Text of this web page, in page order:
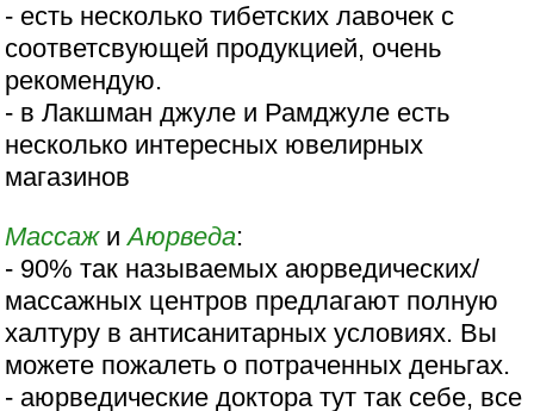
- есть несколько тибетских лавочек с
соответсвующей продукцией, очень
рекомендую.
- в Лакшман джуле и Рамджуле есть
несколько интересных ювелирных
магазинов
МассажиАюрведа:
- 90% так называемых аюрведических/
массажных центров предлагают полную
халтуру в антисанитарных условиях. Вы
можете пожалеть о потраченных деньгах.
- аюрведические доктора тут так себе, все